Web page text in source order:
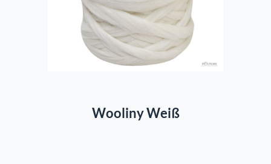
In den Warenkorb
Wooliny Weiß